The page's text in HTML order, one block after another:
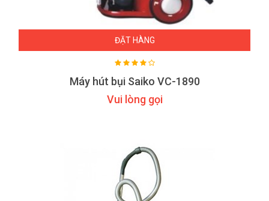
ĐẶT HÀNG
Máy hút bụi Saiko VC-1890
Vui lòng gọi